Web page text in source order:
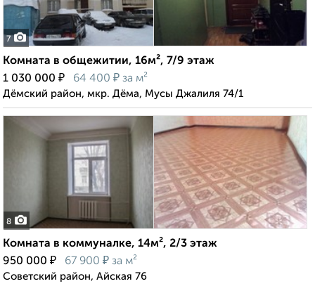
7
Комната в общежитии, 16м², 7/9 этаж
1 030 000 ₽ 64 400 ₽ за м²
Дёмский район, мкр. Дёма, Мусы Джалиля 74/1
8
Комната в коммуналке, 14м², 2/3 этаж
950 000 ₽ 67 900 ₽ за м²
Советский район, Айская 76